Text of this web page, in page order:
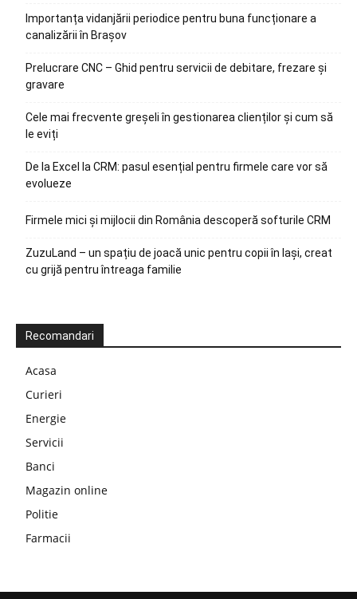
Importanța vidanjării periodice pentru buna funcționare a
canalizării în Brașov
Prelucrare CNC – Ghid pentru servicii de debitare, frezare și
gravare
Cele mai frecvente greșeli în gestionarea clienților și cum să
le eviți
De la Excel la CRM: pasul esențial pentru firmele care vor să
evolueze
Firmele mici și mijlocii din România descoperă softurile CRM
ZuzuLand – un spațiu de joacă unic pentru copii în Iași, creat
cu grijă pentru întreaga familie
Recomandari
Acasa
Curieri
Energie
Servicii
Banci
Magazin online
Politie
Farmacii